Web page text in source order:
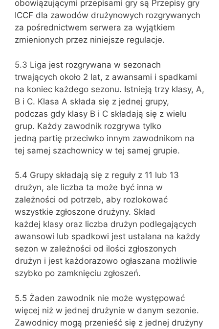
obowiązującymi przepisami gry są Przepisy gry
ICCF dla zawodów drużynowych rozgrywanych
za pośrednictwem serwera za wyjątkiem
zmienionych przez niniejsze regulacje.
5.3 Liga jest rozgrywana w sezonach
trwających około 2 lat, z awansami i spadkami
na koniec każdego sezonu. Istnieją trzy klasy, A,
B i C. Klasa A składa się z jednej grupy,
podczas gdy klasy B i C składają się z wielu
grup. Każdy zawodnik rozgrywa tylko
jedną partię przeciwko innym zawodnikom na
tej samej szachownicy w tej samej grupie.
5.4 Grupy składają się z reguły z 11 lub 13
drużyn, ale liczba ta może być inna w
zależności od potrzeb, aby rozlokować
wszystkie zgłoszone drużyny. Skład
każdej klasy oraz liczba drużyn podlegających
awansowi lub spadkowi jest ustalana na każdy
sezon w zależności od ilości zgłoszonych
drużyn i jest każdorazowo ogłaszana możliwie
szybko po zamknięciu zgłoszeń.
5.5 Żaden zawodnik nie może występować
więcej niż w jednej drużynie w danym sezonie.
Zawodnicy mogą przenieść się z jednej drużyny